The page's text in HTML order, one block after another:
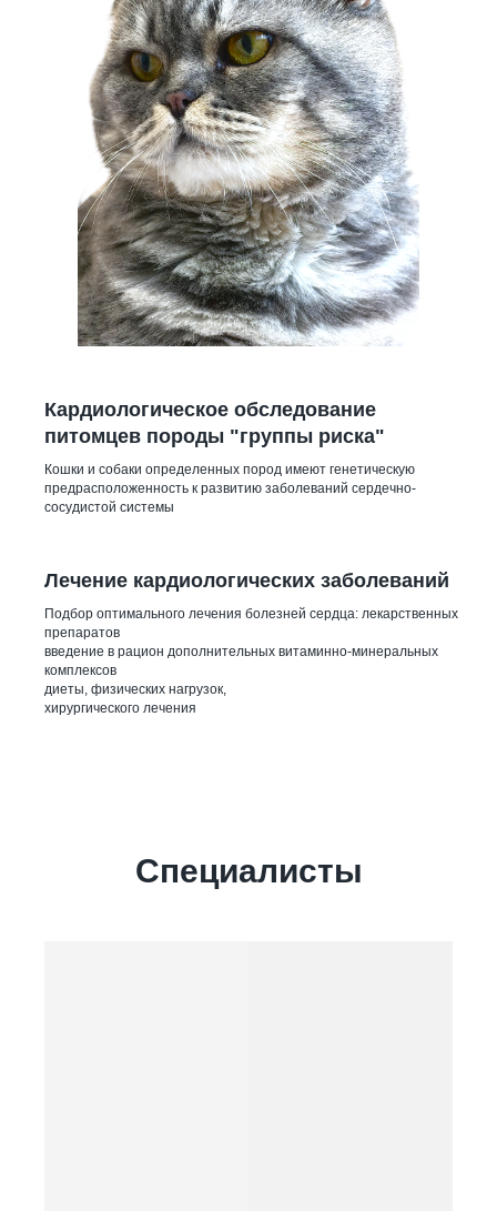
Кардиологическое обследование
питомцев породы "группы риска"
Кошки и собаки определенных пород имеют генетическую
предрасположенность к развитию заболеваний сердечно-
сосудистой системы
Лечение кардиологических заболеваний
Подбор оптимального лечения болезней сердца: лекарственных
препаратов
введение в рацион дополнительных витаминно-минеральных
комплексов
диеты, физических нагрузок,
хирургического лечения
Специалисты